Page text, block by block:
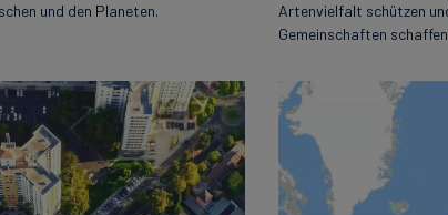
und den Planeten.
Artenvielfalt schützen
Gemeinschaften